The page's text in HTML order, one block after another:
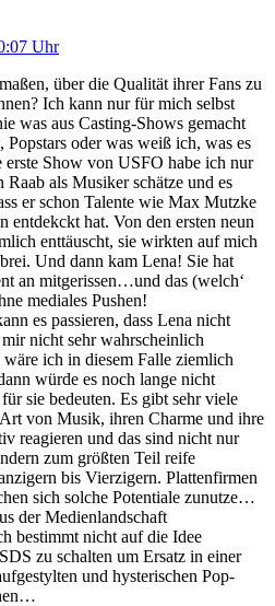
Uhr
über die Qualität ihrer Fans zu
Ich kann nur für mich selbst
was aus Casting-Shows gemacht
Popstars oder was weiß ich, was es
Show von USFO habe ich nur
als Musiker schätze und es
er schon Talente wie Max Mutzke
entdekckt hat. Von den ersten neun
enttäuscht, sie wirkten auf mich
Und dann kam Lena! Sie hat
an mitgerissen…und das (welch‘
mediales Pushen!
es passieren, dass Lena nicht
nicht sehr wahrscheinlich
ich in diesem Falle ziemlich
würde es noch lange nicht
sie bedeuten. Es gibt sehr viele
von Musik, ihren Charme und ihre
reagieren und das sind nicht nur
zum größten Teil reife
bis Vierzigern. Plattenfirmen
sich solche Potentiale zunutze…
der Medienlandschaft
bestimmt nicht auf die Idee
zu schalten um Ersatz in einer
und hysterischen Pop-